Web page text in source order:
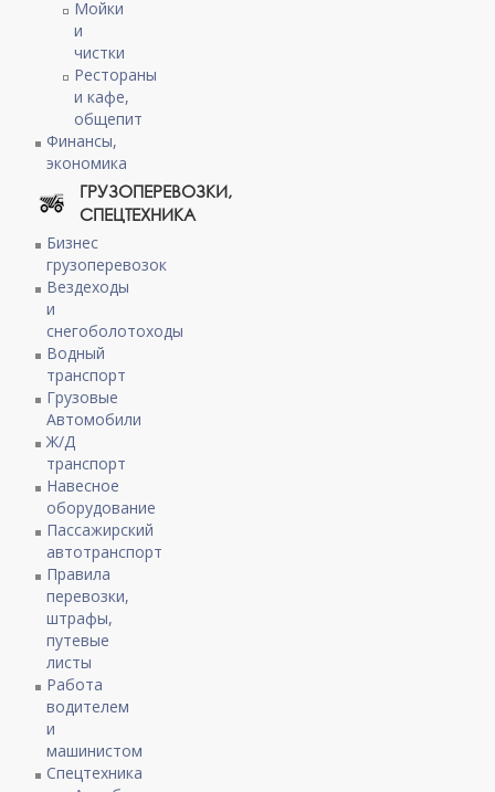
Мойки
и
чистки
Рестораны
и кафе,
общепит
Финансы,
экономика
ГРУЗОПЕРЕВОЗКИ,
СПЕЦТЕХНИКА
Бизнес
грузоперевозок
Вездеходы
и
снегоболотоходы
Водный
транспорт
Грузовые
Автомобили
Ж/Д
транспорт
Навесное
оборудование
Пассажирский
автотранспорт
Правила
перевозки,
штрафы,
путевые
листы
Работа
водителем
и
машинистом
Спецтехника